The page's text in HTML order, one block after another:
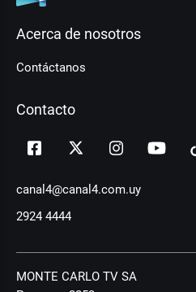
Acerca de nosotros
Contáctanos
Contacto
canal4@canal4.com.uy
2924 4444
MONTE CARLO TV SA